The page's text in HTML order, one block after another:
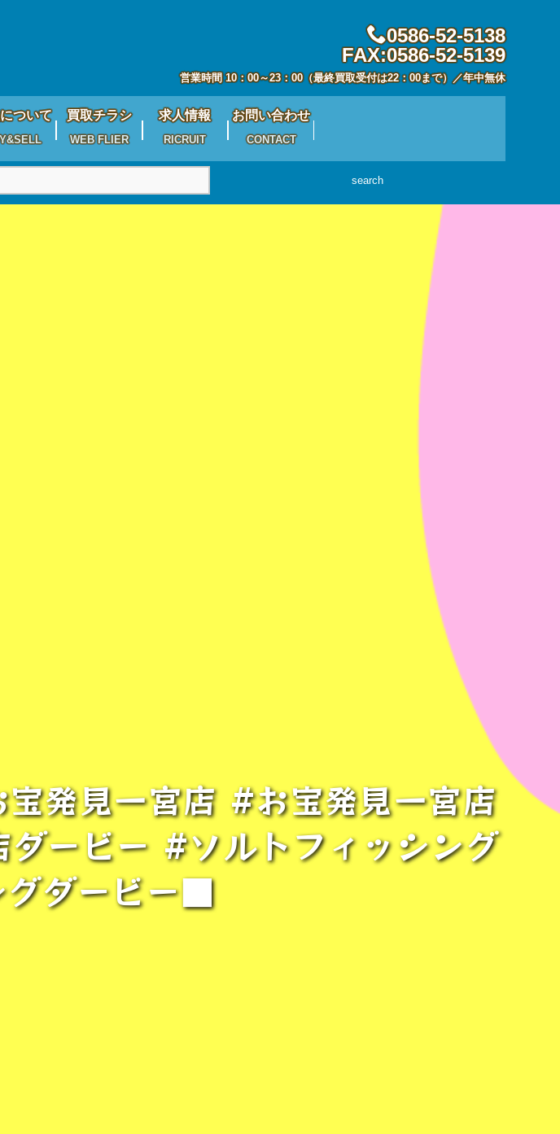
0586-52-5138
FAX:0586-52-5139
営業時間 10：00～23：00（最終買取受付は22：00まで）／年中無休
ついて 買取チラシ
WEB FLIER
求人情報
RICRUIT
お問い合わせ
CONTACT
search
発見一宮店 #お宝発見一宮店
ービー #ソルトフィッシング
ダービー■